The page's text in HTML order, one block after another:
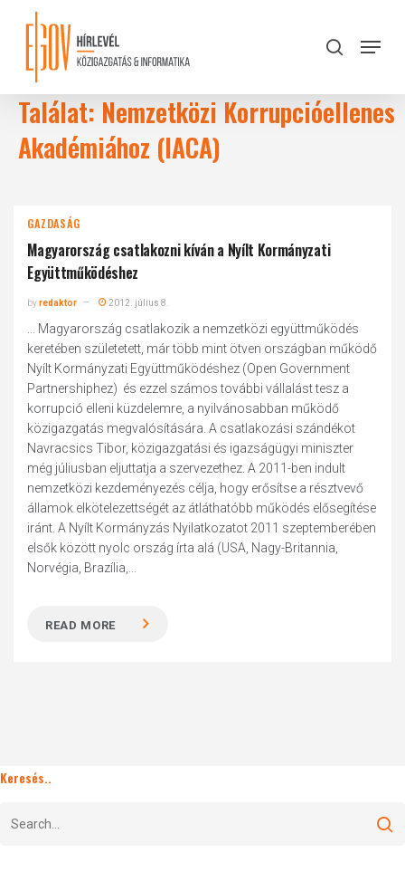
content
search
Menu
Találat: Nemzetközi Korrupcióellenes
Akadémiához (IACA)
GAZDASÁG
Magyarország csatlakozni kíván a Nyílt Kormányzati
Együttműködéshez
byredaktor 2012. július 8.
... Magyarország csatlakozik a nemzetközi együttműködés
keretében születetett, már több mint ötven országban működő
Nyílt Kormányzati Együttműködéshez (Open Government
Partnershiphez) és ezzel számos további vállalást tesz a
korrupció elleni küzdelemre, a nyilvánosabban működő
közigazgatás megvalósítására. A csatlakozási szándékot
Navracsics Tibor, közigazgatási és igazságügyi miniszter
még júliusban eljuttatja a szervezethez. A 2011-ben indult
nemzetközi kezdeményezés célja, hogy erősítse a résztvevő
államok elkötelezettségét az átláthatóbb működés elősegítése
iránt. A Nyílt Kormányzás Nyilatkozatot 2011 szeptemberében
elsők között nyolc ország írta alá (USA, Nagy-Britannia,
Norvégia, Brazília,...
READ MORE
Keresés..
Close